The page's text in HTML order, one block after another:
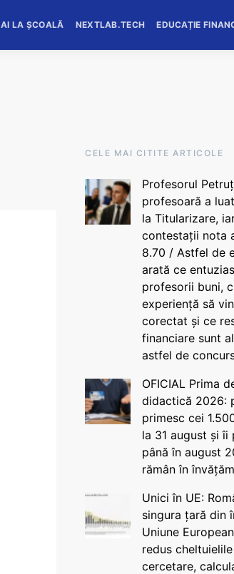
AI LA ȘCOALĂ NEXTLAB.TECH EDUCAȚIE
CELE MAI CITITE ARTICOLE
Profesorul
profesoară a
la Titularizare,
contestații nota
8.70 / Astfel de
arată ce
profesorii buni,
experiență să
corectat și ce
financiare sunt
astfel de
OFICIAL Prima
didactică 2026:
primesc cei
la 31 august și
până în august
rămân în
Unici în UE:
singura țară din
Uniune
redus
cercetare,